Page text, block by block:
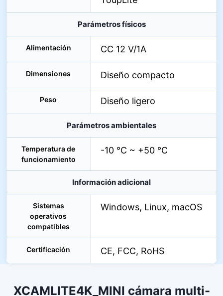
Parámetros físicos
Alimentación CC 12 V/1A
Dimensiones Diseño compacto
Peso Diseño ligero
Parámetros ambientales
Temperatura de
funcionamiento
-10 °C ~ +50 °C
Información adicional
Sistemas
operativos
compatibles
Windows, Linux, macOS
Certificación CE, FCC, RoHS
XCAMLITE4K_MINI cámara multi-